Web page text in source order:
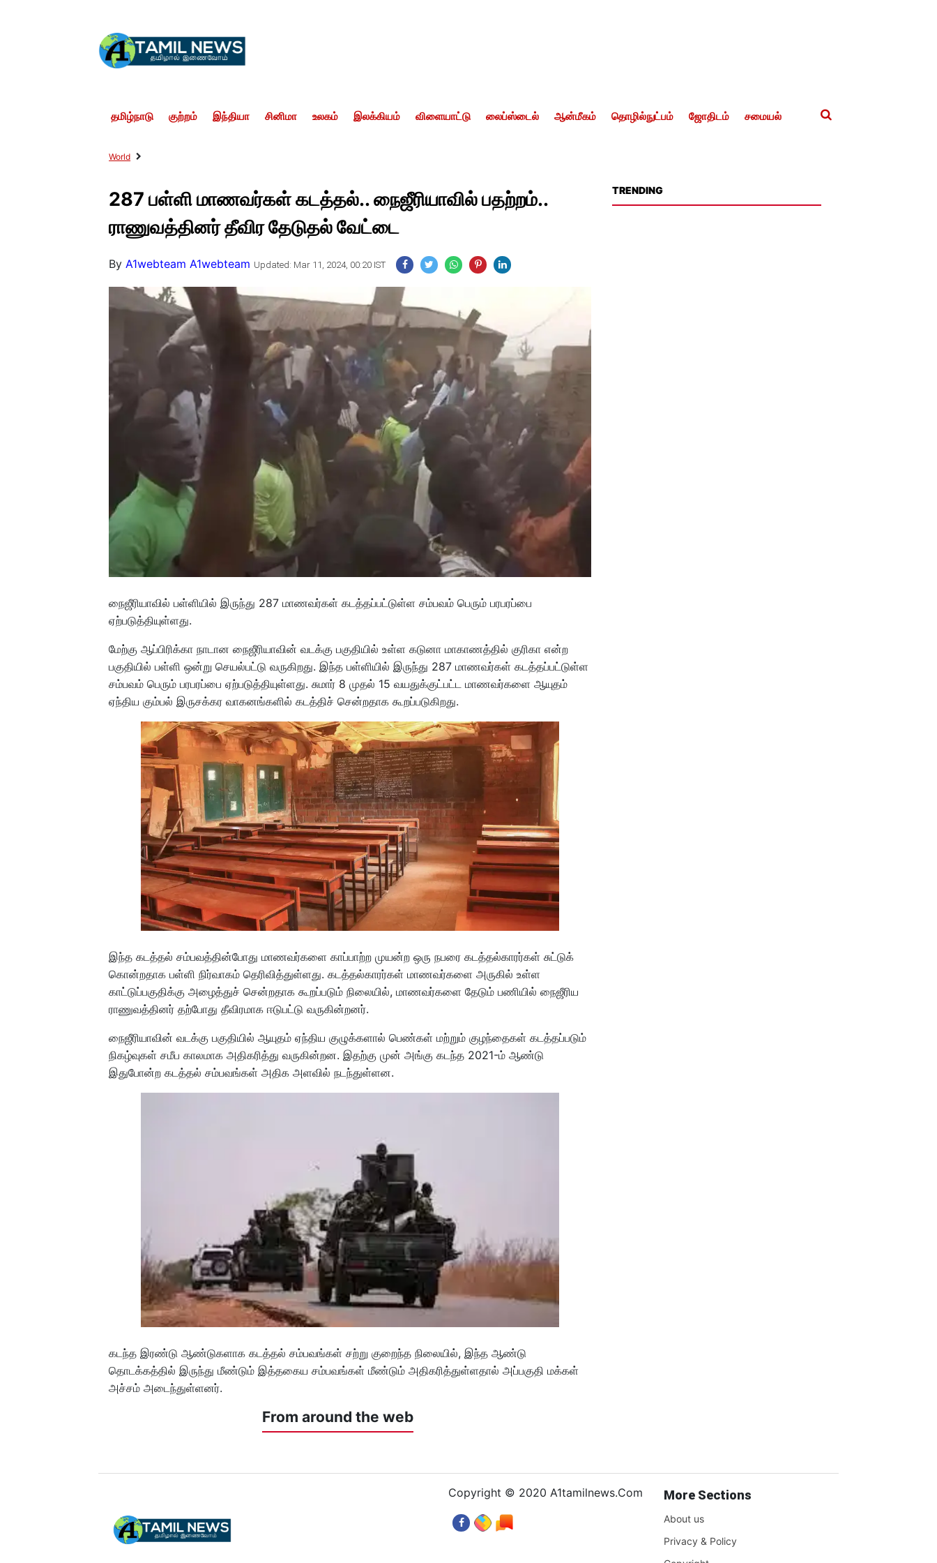
தமிழ்நாடு குற்றம் இந்தியா சினிமா உலகம் இலக்கியம் விளையாட்டு லைப்ஸ்டைல் ஆன்மீகம் தொழில்நுட்பம் ஜோதிடம் சமையல்
World
287 பள்ளி மாணவர்கள் கடத்தல்.. நைஜீரியாவில் பதற்றம்..
ராணுவத்தினர் தீவிர தேடுதல் வேட்டை
ByA1webteam A1webteam Updated: Mar 11, 2024, 00:20 IST
நைஜீரியாவில் பள்ளியில் இருந்து 287 மாணவர்கள் கடத்தப்பட்டுள்ள சம்பவம் பெரும் பரபரப்பை
ஏற்படுத்தியுள்ளது.
மேற்கு ஆப்பிரிக்கா நாடான நைஜீரியாவின் வடக்கு பகுதியில் உள்ள கடுனா மாகாணத்தில் குரிகா என்ற
பகுதியில் பள்ளி ஒன்று செயல்பட்டு வருகிறது. இந்த பள்ளியில் இருந்து 287 மாணவர்கள் கடத்தப்பட்டுள்ள
சம்பவம் பெரும் பரபரப்பை ஏற்படுத்தியுள்ளது. சுமார் 8 முதல் 15 வயதுக்குட்பட்ட மாணவர்களை ஆயுதம்
ஏந்திய கும்பல் இருசக்கர வாகனங்களில் கடத்திச் சென்றதாக கூறப்படுகிறது.
இந்த கடத்தல் சம்பவத்தின்போது மாணவர்களை காப்பாற்ற முயன்ற ஒரு நபரை கடத்தல்காரர்கள் சுட்டுக்
கொன்றதாக பள்ளி நிர்வாகம் தெரிவித்துள்ளது. கடத்தல்காரர்கள் மாணவர்களை அருகில் உள்ள
காட்டுப்பகுதிக்கு அழைத்துச் சென்றதாக கூறப்படும் நிலையில், மாணவர்களை தேடும் பணியில் நைஜீரிய
ராணுவத்தினர் தற்போது தீவிரமாக ஈடுபட்டு வருகின்றனர்.
நைஜீரியாவின் வடக்கு பகுதியில் ஆயுதம் ஏந்திய குழுக்களால் பெண்கள் மற்றும் குழந்தைகள் கடத்தப்படும்
நிகழ்வுகள் சமீப காலமாக அதிகரித்து வருகின்றன. இதற்கு முன் அங்கு கடந்த 2021-ம் ஆண்டு
இதுபோன்ற கடத்தல் சம்பவங்கள் அதிக அளவில் நடந்துள்ளன.
கடந்த இரண்டு ஆண்டுகளாக கடத்தல் சம்பவங்கள் சற்று குறைந்த நிலையில், இந்த ஆண்டு
தொடக்கத்தில் இருந்து மீண்டும் இத்தகைய சம்பவங்கள் மீண்டும் அதிகரித்துள்ளதால் அப்பகுதி மக்கள்
அச்சம் அடைந்துள்ளனர்.
From around the web
TRENDING
Copyright © 2020 A1tamilnews.Com More Sections
About us
Privacy & Policy